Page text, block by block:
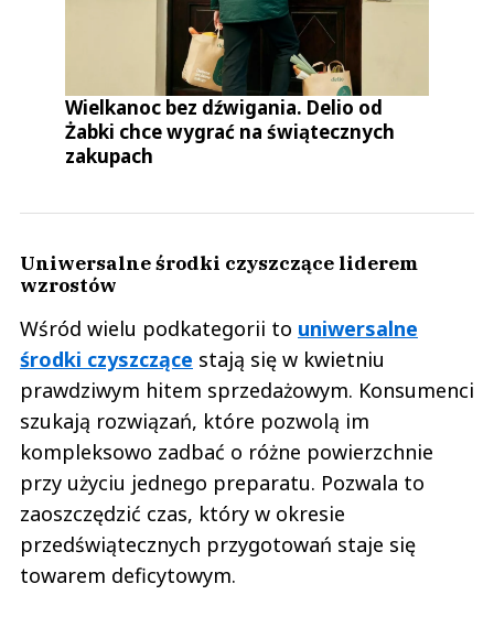
Wielkanoc bez dźwigania. Delio od
Żabki chce wygrać na świątecznych
zakupach
Uniwersalne środki czyszczące liderem
wzrostów
Wśród wielu podkategorii to uniwersalne
środki czyszczące stają się w kwietniu
prawdziwym hitem sprzedażowym. Konsumenci
szukają rozwiązań, które pozwolą im
kompleksowo zadbać o różne powierzchnie
przy użyciu jednego preparatu. Pozwala to
zaoszczędzić czas, który w okresie
przedświątecznych przygotowań staje się
towarem deficytowym.